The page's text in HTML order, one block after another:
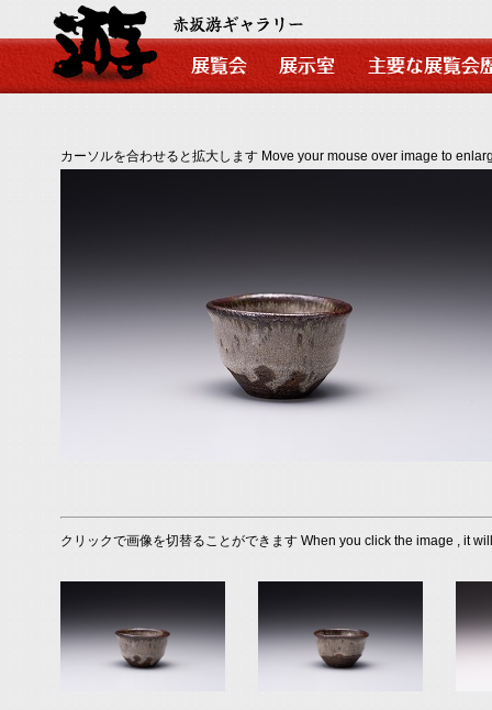
カーソルを合わせると拡大します Move your mouse over image to
クリックで画像を切替ることができます When you click the image , it